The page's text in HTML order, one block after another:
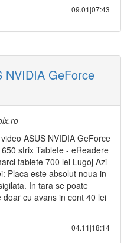
09.01|07:43
NVIDIA GeForce
ASUS NVIDIA GeForce
strix Tablete - eReadere
tablete 700 lei Lugoj Azi
Placa este absolut noua in
In tara se poate
doar cu avans in cont 40 lei
04.11|18:14